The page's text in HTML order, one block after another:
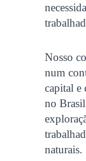
Nosso
num
capital e
no
naturais.